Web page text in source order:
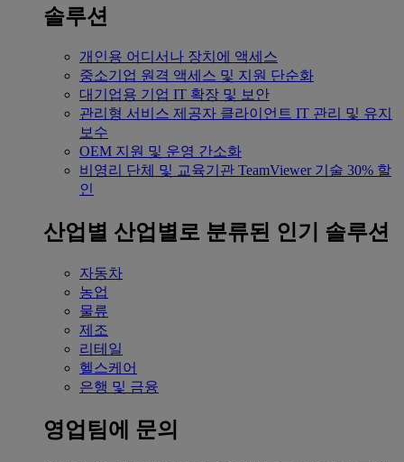
솔루션
개인용 어디서나 장치에 액세스
중소기업 원격 액세스 및 지원 단순화
대기업용 기업 IT 확장 및 보안
관리형 서비스 제공자 클라이언트 IT 관리 및 유지
보수
OEM 지원 및 운영 간소화
비영리 단체 및 교육기관 TeamViewer 기술 30% 할
인
산업별 산업별로 분류된 인기 솔루션
자동차
농업
물류
제조
리테일
헬스케어
은행 및 금융
영업팀에 문의